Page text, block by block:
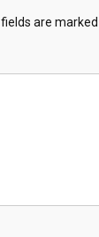
are marked